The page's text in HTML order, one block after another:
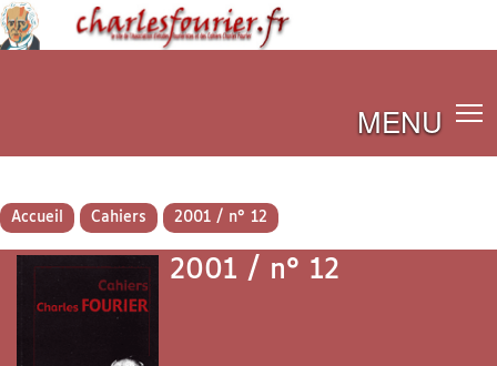
MENU
Accueil Cahiers 2001 / n° 12
2001 / n° 12